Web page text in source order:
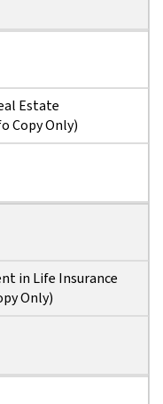
Estate
Copy Only)
in Life Insurance
Only)